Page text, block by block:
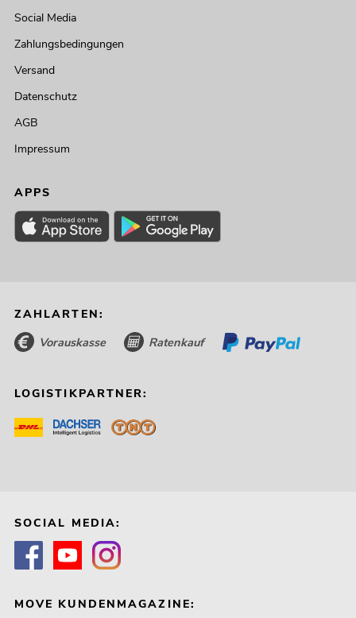
Social Media
Zahlungsbedingungen
Versand
Datenschutz
AGB
Impressum
APPS
ZAHLARTEN:
Vorauskasse Ratenkauf
LOGISTIKPARTNER:
SOCIAL MEDIA:
MOVE KUNDENMAGAZINE: